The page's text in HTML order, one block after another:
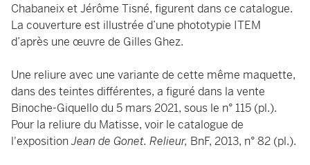
Chabaneix et Jérôme Tisné, figurent dans ce catalogue.
La couverture est illustrée d’une phototypie ITEM
d’après une œuvre de Gilles Ghez.
Une reliure avec une variante de cette même maquette,
dans des teintes différentes, a figuré dans la vente
Binoche-Giquello du 5 mars 2021, sous le n° 115 (pl.).
Pour la reliure du Matisse, voir le catalogue de
l'expositionJean de Gonet. Relieur, BnF, 2013, n° 82 (pl.).